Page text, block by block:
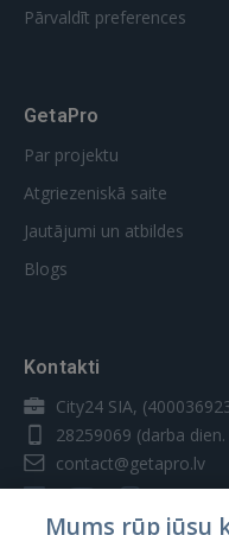
Pārvaldīt preferences
GetaPro
Par projektu
Atgriezeniskā saite
Jautājumi un atbildes
Blogs
Kontakti
City24 SIA,
28259069 (darba
contact@getapro.lv
Mums rūp jūsu